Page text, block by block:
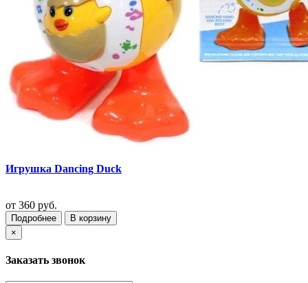
Игрушка Dancing Duck
от 360 руб.
Подробнее
В корзину
×
Заказать звонок